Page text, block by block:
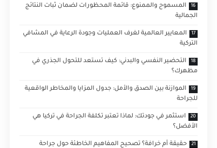
المسموح والممنوع: قائمة المحظورات لضمان ثبات النتائج
الجمالية
المعايير العالمية لغرف العمليات وجودة الرعاية في المشافي
التركية
التحضير النفسي والبدني: كيف تستعد للتحول الجذري في
مظهرك؟
الموازنة بين الصدق والأمل: جدول المزايا والمخاطر الواقعية
للجراحة
استثمر في جودتك: لماذا تعتبر تكلفة الجراحة في تركيا هي
الأفضل؟
حقيقة أم خرافة؟ تصحيح المفاهيم الخاطئة حول جراحة